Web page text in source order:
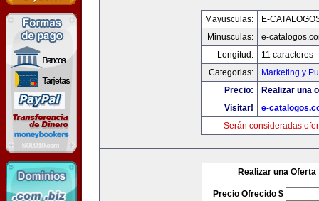
Mayusculas:
E-
Minusculas:
e-
Longitud:
11 caracteres
Categorias:
Marketing y
Precio:
Realizar una
Visitar!
e-
Serán consideradas
Realizar una Oferta
Precio Ofrecido $